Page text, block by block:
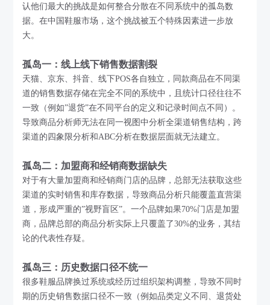
认他们最大的挑战是如何整合分散在不同系统中的孤岛数
据。在中国鞋服市场，这个挑战被五个特殊因素进一步放
大。
孤岛一：线上线下销售数据割裂
天猫、京东、抖音、线下POS各自独立，同款商品在不同渠
道的销售数据存储在完全不同的系统中，且统计口径往往不
一致（例如”退货”在不同平台的定义和记录时间点不同）。
导致商品分析师无法在同一视图中分析全渠道销售结构，跨
渠道的四象限分析和ABC分析在数据层面就无法建立。
孤岛二：加盟商和经销商数据缺失
对于有大量加盟商和经销商门店的品牌，总部无法获取这些
渠道的实时销售和库存数据，导致商品分析只能覆盖直营渠
道，形成严重的”视野盲区”。一个品牌如果70%门店是加盟
商，品牌总部的商品分析实际上只覆盖了30%的业务，其结
论的代表性存疑。
孤岛三：历史数据口径不统一
很多鞋服品牌换过系统或经历过组织架构调整，导致不同时
期的历史销售数据口径不一致（例如品类定义不同、退货处